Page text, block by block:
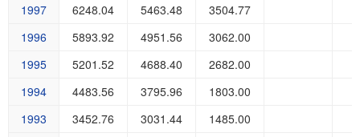
1997
6248.04 5463.48
3504.77
1996
5893.92 4951.56
3062.00
1995
5201.52 4688.40
2682.00
1994
4483.56 3795.96
1803.00
1993
3452.76 3031.44
1485.00